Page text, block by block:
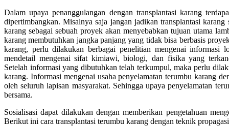
Dalam upaya penanggulangan dengan transplantasi karang
dipertimbangkan. Misalnya saja jangan jadikan transplantasi karang
karang sebagai sebuah proyek akan menyebabkan tujuan utama
karang membutuhkan jangka panjang yang tidak bisa berbasis
karang, perlu dilakukan berbagai penelitian mengenai informasi
mendetail mengenai sifat kimiawi, biologi, dan fisika yang
Setelah informasi yang dibutuhkan telah terkumpul, maka perlu
karang. Informasi mengenai usaha penyelamatan terumbu karang
oleh seluruh lapisan masyarakat. Sehingga upaya penyelamatan
bersama.
Sosialisasi dapat dilakukan dengan memberikan pengetahuan
Berikut ini cara transplantasi terumbu karang dengan teknik